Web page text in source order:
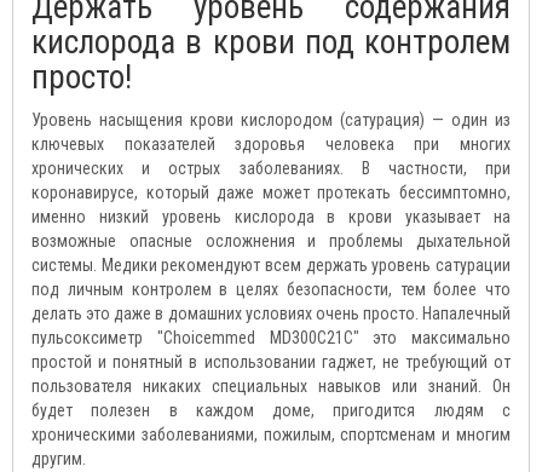
кислорода в крови под контролем
просто!
Уровень насыщения крови кислородом (сатурация) — один из
ключевых показателей здоровья человека при многих
хронических и острых заболеваниях. В частности, при
коронавирусе, который даже может протекать бессимптомно,
именно низкий уровень кислорода в крови указывает на
возможные опасные осложнения и проблемы дыхательной
системы. Медики рекомендуют всем держать уровень сатурации
под личным контролем в целях безопасности, тем более что
делать это даже в домашних условиях очень просто. Напалечный
пульсоксиметр "Choicemmed MD300C21C" это максимально
простой и понятный в использовании гаджет, не требующий от
пользователя никаких специальных навыков или знаний. Он
будет полезен в каждом доме, пригодится людям с
хроническими заболеваниями, пожилым, спортсменам и многим
другим.